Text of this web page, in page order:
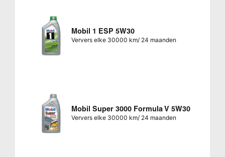
Mobil 1 ESP 5W30
Ververs elke 30000 km/ 24 maanden
Mobil Super 3000 Formula V 5W30
Ververs elke 30000 km/ 24 maanden